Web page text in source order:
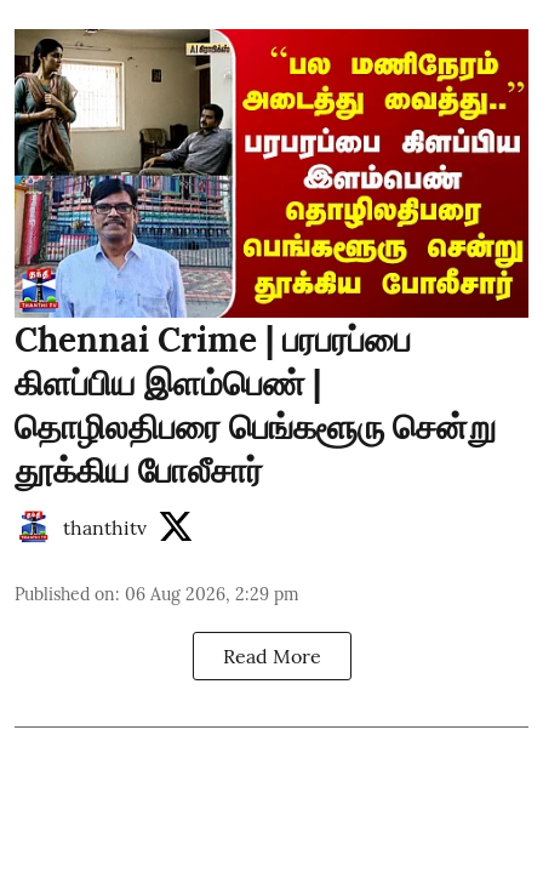
Chennai Crime | பரபரப்பை
கிளப்பிய இளம்பெண் |
தொழிலதிபரை பெங்களூரு சென்று
தூக்கிய போலீசார்
thanthitv
Published on: 06 Aug 2026, 2:29 pm
Read More